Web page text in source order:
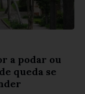
a podar ou
queda se